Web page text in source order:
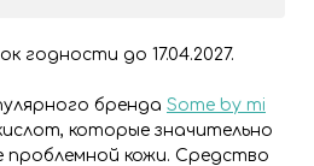
годности до 17.04.2027.
бренда Some by mi
которые значительно
кожи. Средство